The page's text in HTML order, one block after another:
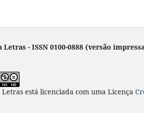
Letras - ISSN 0100-0888 (versão
Letras está licenciada com uma Licença